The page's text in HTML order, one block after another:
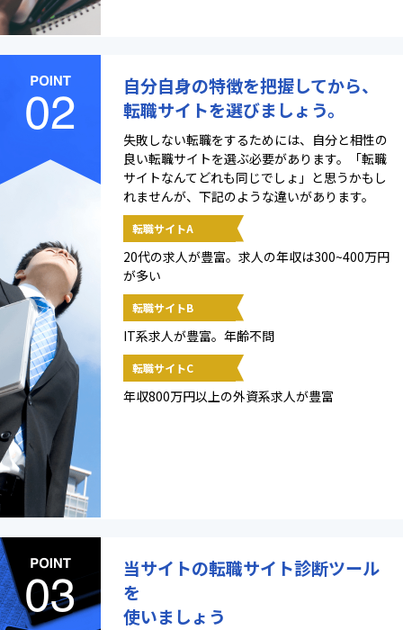
自分自身の特徴を把握してから、
転職サイトを選びましょう。
失敗しない転職をするためには、自分と相性の
良い転職サイトを選ぶ必要があります。「転職
サイトなんてどれも同じでしょ」と思うかもし
れませんが、下記のような違いがあります。
転職サイトA
20代の求人が豊富。求人の年収は300~400万円
が多い
転職サイトB
IT系求人が豊富。年齢不問
転職サイトC
年収800万円以上の外資系求人が豊富
当サイトの転職サイト診断ツール
を
使いましょう